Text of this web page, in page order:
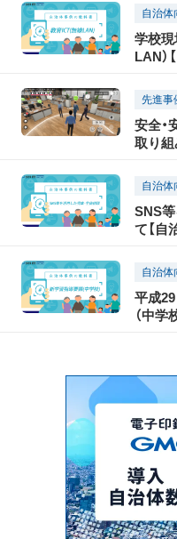
自治体
学校現
LAN）
先進事
安全・
取り
自治体
SNS
て【自
自治体
平成
（中学